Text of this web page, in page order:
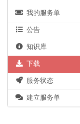
我的服务单
公告
知识库
下载
服务状态
建立服务单